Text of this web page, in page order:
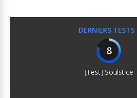
DERNIERS TESTS
8
[Test] Soulstice